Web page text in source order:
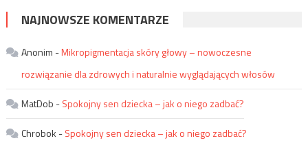
NAJNOWSZE KOMENTARZE
Anonim -Mikropigmentacja skóry głowy – nowoczesne
rozwiązanie dla zdrowych i naturalnie wyglądających włosów
MatDob -Spokojny sen dziecka – jak o niego zadbać?
Chrobok -Spokojny sen dziecka – jak o niego zadbać?